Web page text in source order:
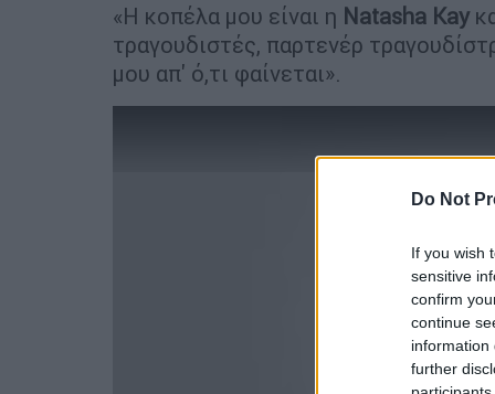
Do Not
If you wish
sensitive
confirm
continue
information
further
«Η κοπέλα μου είναι η Natasha Kay
τραγουδιστές, παρτενέρ
μου απ' ό,τι φαίνεται».